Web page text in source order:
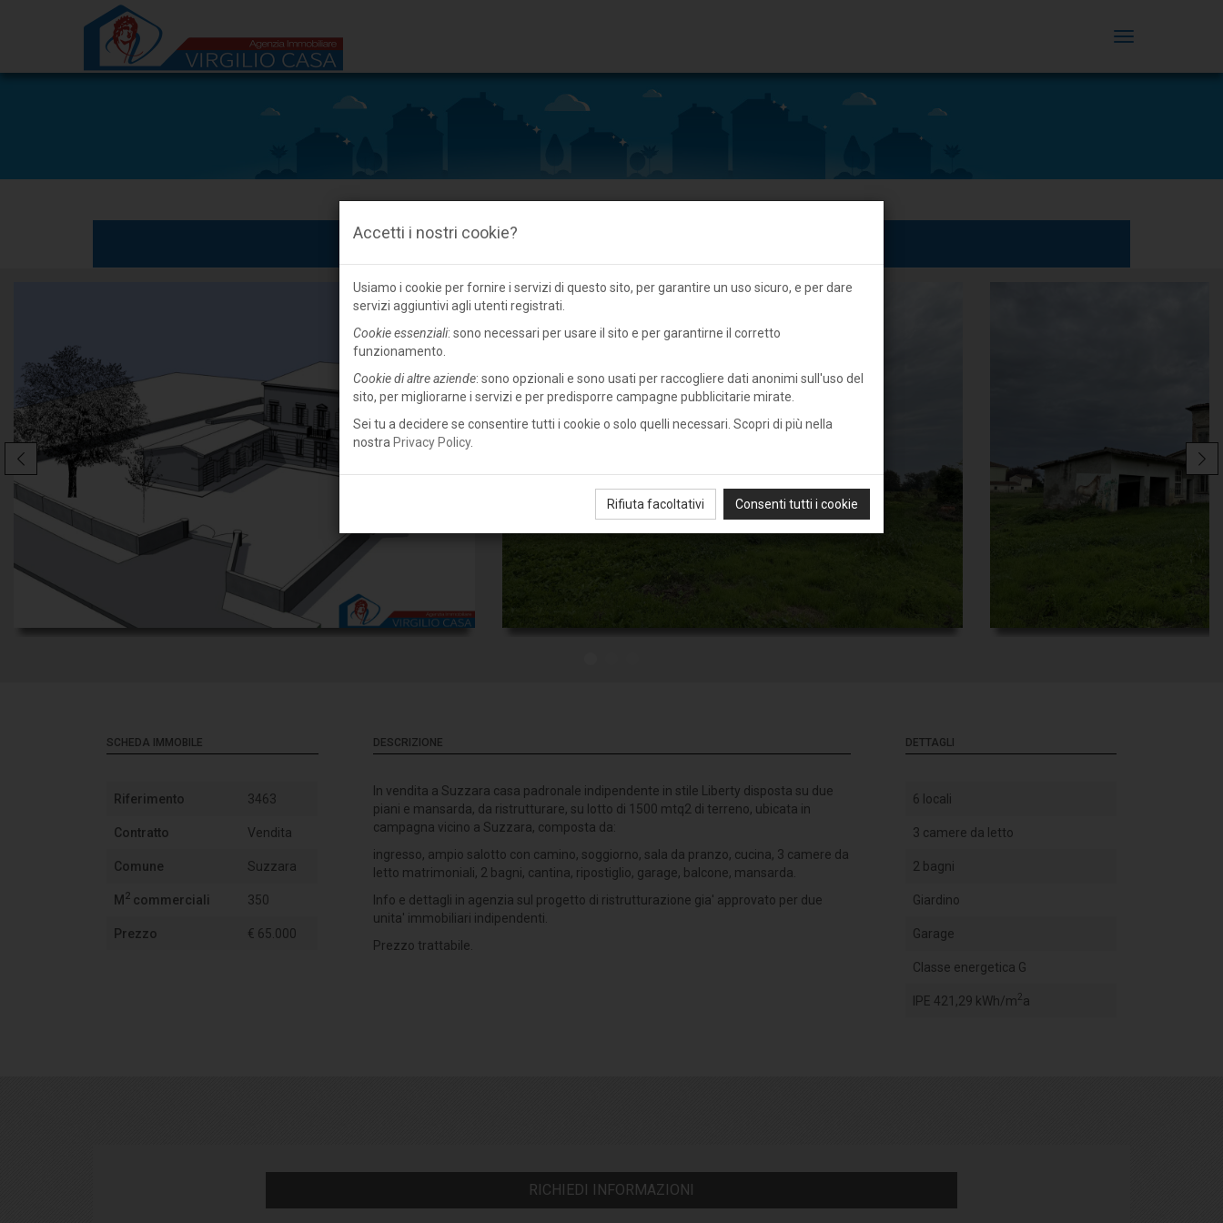
Accetti i nostri cookie?
Usiamo i cookie per fornire i servizi di questo sito, per garantire un uso sicuro, e per dare
servizi aggiuntivi agli utenti registrati.
Cookie essenziali: sono necessari per usare il sito e per garantirne il corretto
funzionamento.
Cookie di altre aziende: sono opzionali e sono usati per raccogliere dati anonimi sull'uso del
sito, per migliorarne i servizi e per predisporre campagne pubblicitarie mirate.
Sei tu a decidere se consentire tutti i cookie o solo quelli necessari. Scopri di più nella
nostra Privacy Policy.
Rifiuta facoltativi Consenti tutti i cookie
MENU
Rustico/casale in vendita a Suzzara, campagna
SCHEDA IMMOBILE
Riferimento 3463
Contratto Vendita
Comune Suzzara
M2 commerciali 350
Prezzo € 65.000
DESCRIZIONE
In vendita a Suzzara casa padronale indipendente in stile Liberty disposta su due
piani e mansarda, da ristrutturare, su lotto di 1500 mtq2 di terreno, ubicata in
campagna vicino a Suzzara, composta da:
ingresso, ampio salotto con camino, soggiorno, sala da pranzo, cucina, 3 camere da
letto matrimoniali, 2 bagni, cantina, ripostiglio, garage, balcone, mansarda.
Info e dettagli in agenzia sul progetto di ristrutturazione gia' approvato per due
unita' immobiliari indipendenti.
Prezzo trattabile.
DETTAGLI
6 locali
3 camere da letto
2 bagni
Giardino
Garage
Classe energetica G
IPE 421,29 kWh/m2a
RICHIEDI INFORMAZIONI